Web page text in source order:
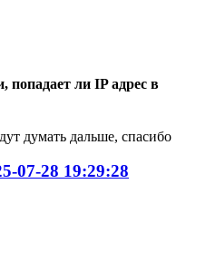
ли IP адрес в
думать дальше, спасибо
07-28 19:29:28